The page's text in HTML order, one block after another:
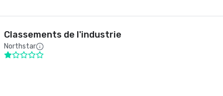
Classements de l'industrie
Northstar